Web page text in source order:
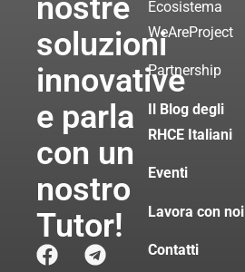
nostre
soluzioni
innovative
e parla
con un
nostro
Tutor!
Ecosistema
WeAreProject
Partnership
Il Blog degli
RHCE Italiani
Eventi
Lavora con noi
Contatti